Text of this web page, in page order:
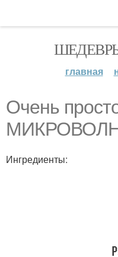
главная
Очень
Ингредиенты: